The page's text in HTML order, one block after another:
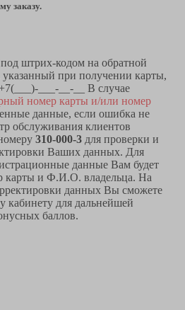
заказу.
штрих-кодом на обратной
при получении карты,
___-__-__ В случае
номер карты и/или номер
данные, если ошибка не
обслуживания клиентов
310-000-3 для проверки и
Ваших данных. Для
данные Вам будет
карты и Ф.И.О. владельца. На
данных Вы сможете
кабинету для дальнейшей
баллов.